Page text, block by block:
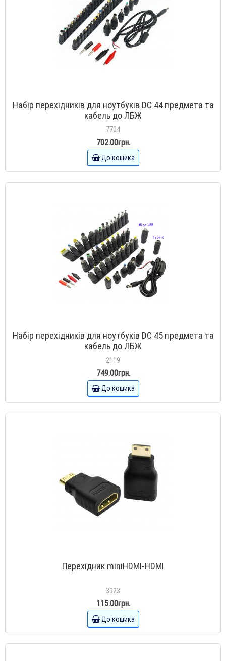
Набір перехідників для ноутбуків DC 44 предмета та
кабель до ЛБЖ
7704
702.00грн.
До кошика
Набір перехідників для ноутбуків DC 45 предмета та
кабель до ЛБЖ
2119
749.00грн.
До кошика
Перехідник miniHDMI-HDMI
3923
115.00грн.
До кошика